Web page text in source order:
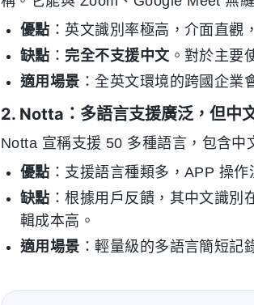
優點 ：英文識別率極高，介面直觀
缺點 ：完全不支援中文。對於主要
適用場景 ：全英文環境的跨國企業
2. Notta：多語言支援廣泛，但中
Notta 宣稱支援 50 多種語言，包含中
優點 ：支援語言種類多，APP 操作
缺點 ：根據用戶反饋，其中文識
輯成本高。
適用場景 ：輕量級的多語言簡短記